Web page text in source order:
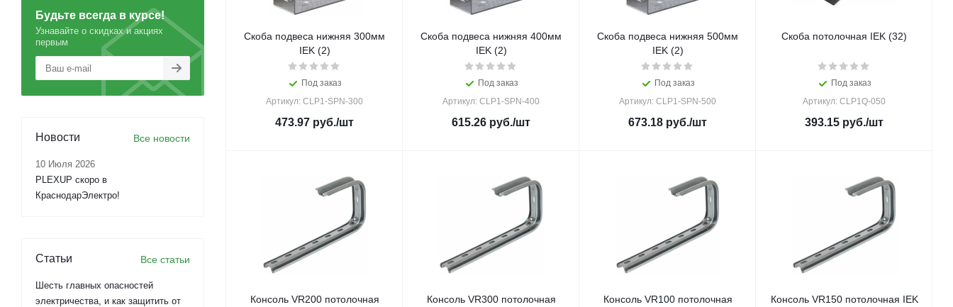
Скоба подвеса нижняя 300мм
IEK (2)
Под заказ
Артикул: CLP1-SPN-300
473.97 руб./шт
Скоба подвеса нижняя 400мм
IEK (2)
Под заказ
Артикул: CLP1-SPN-400
615.26 руб./шт
Скоба подвеса нижняя 500мм
IEK (2)
Под заказ
Артикул: CLP1-SPN-500
673.18 руб./шт
Скоба потолочная IEK (32)
Под заказ
Артикул: CLP1Q-050
393.15 руб./шт
Консоль VR200 потолочная
Консоль VR300 потолочная
Консоль VR100 потолочная
Консоль VR150 потолочная IEK
Будьте всегда в курсе!
Узнавайте о скидках и акциях
первым
Новости Все новости
10 Июля 2026
PLEXUP скоро в
КраснодарЭлектро!
Статьи Все статьи
Шесть главных опасностей
электричества, и как защитить от